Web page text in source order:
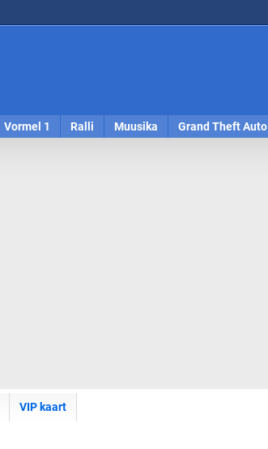
Vormel 1 Ralli Muusika Grand Theft Auto
VIP kaart